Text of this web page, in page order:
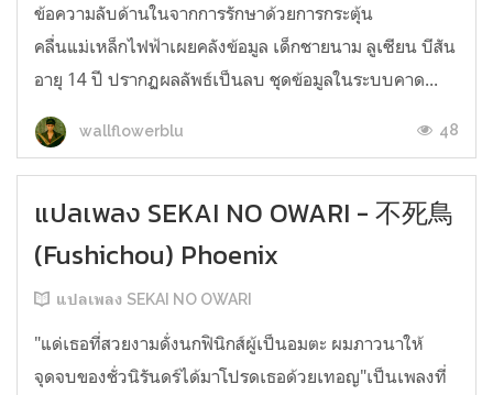
ข้อความลับด้านในจากการรักษาด้วยการกระตุ้น
คลื่นแม่เหล็กไฟฟ้าเผยคลังข้อมูล เด็กชายนาม ลูเซียน บีสัน
อายุ 14 ปี ปรากฏผลลัพธ์เป็นลบ ชุดข้อมูลในระบบคาด...
wallflowerblu 48
แปลเพลง SEKAI NO OWARI - 不死鳥
(Fushichou) Phoenix
แปลเพลง SEKAI NO OWARI
"แด่เธอที่สวยงามดั่งนกฟินิกส์ผู้เป็นอมตะ ผมภาวนาให้
จุดจบของชั่วนิรันดร์ได้มาโปรดเธอด้วยเทอญ"เป็นเพลงที่